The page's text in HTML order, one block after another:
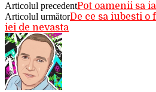
Articolul precedentPot oamenii sa
Articolul următorDe ce sa iubesti o
iei de nevasta